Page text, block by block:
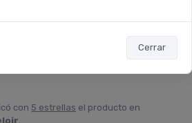
Cerrar
bueno el producto, lo recomiendo.
marcas sin duda me quedo con esta.
con 5 estrellas el producto en
.